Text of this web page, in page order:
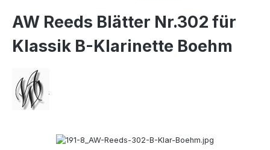
AW Reeds Blätter Nr.302 für
Klassik B-Klarinette Boehm
Bildergalerie überspringen